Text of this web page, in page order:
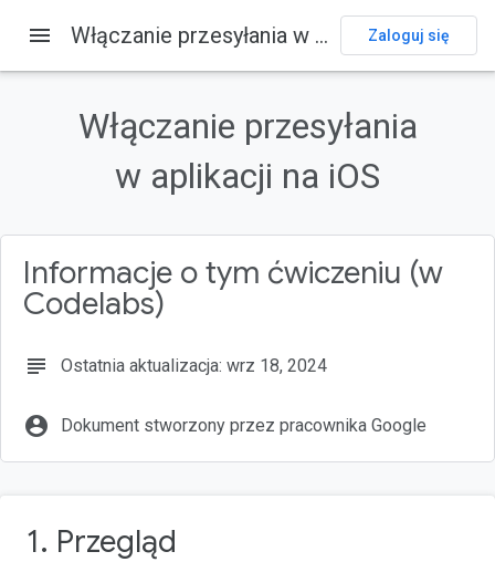
Strona główna Usługi Cast Codelabs
1. Przegląd
Co to jest Google Cast?
Czego się nauczysz
menu Włączanie przesyłania w aplikacji na iOS Zaloguj się
Włączanie przesyłania
w aplikacji na iOS
Informacje o tym ćwiczeniu (w
Codelabs)
subject Ostatnia aktualizacja: wrz 18, 2024
account_circle Dokument stworzony przez pracownika Google
1. Przegląd